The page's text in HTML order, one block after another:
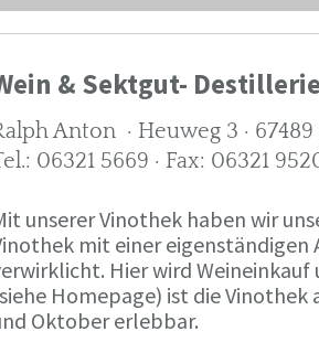
& Sektgut-
Anton · Heuweg 3 ·
06321 5669 · Fax: 06321
unserer Vinothek haben wir
mit einer
Hier wird
Homepage) ist die
Oktober erlebbar.